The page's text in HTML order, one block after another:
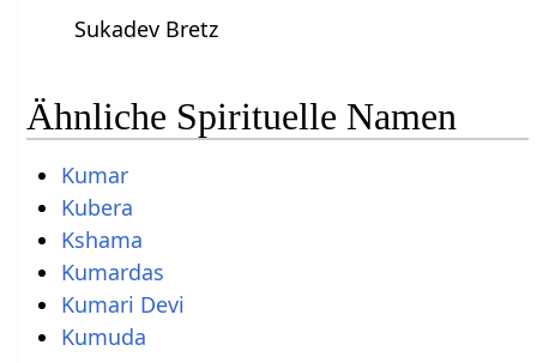
Sukadev Bretz
Ähnliche Spirituelle Namen
Kumar
Kubera
Kshama
Kumardas
Kumari Devi
Kumuda